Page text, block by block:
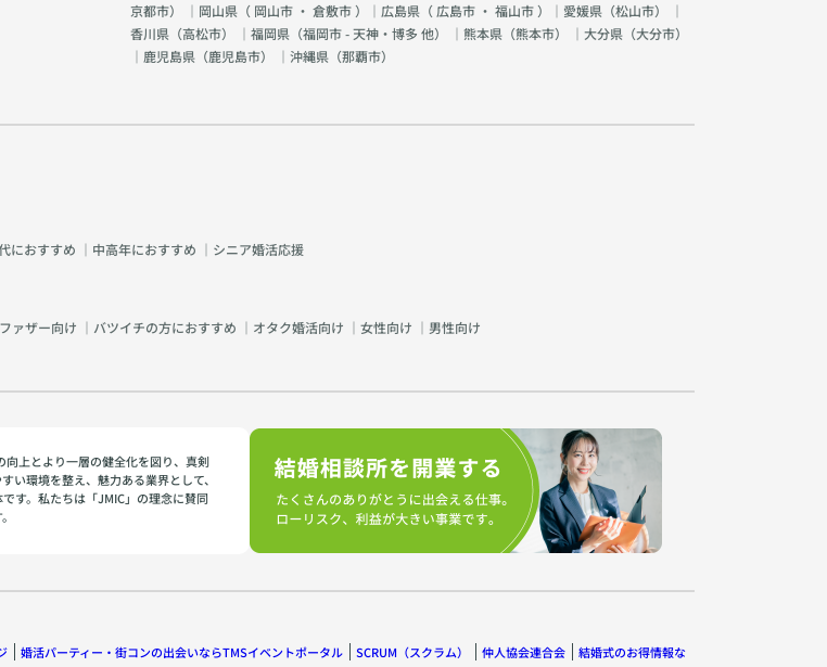
京都市） ｜岡山県（ 岡山市 ・ 倉敷市）｜広島県（ 広島市 ・ 福山市）｜愛媛県（松山市） ｜
香川県（高松市） ｜福岡県（福岡市 - 天神・博多 他） ｜熊本県（熊本市） ｜大分県（大分市）
｜鹿児島県（鹿児島市） ｜沖縄県（那覇市）
におすすめ ｜ 中高年におすすめ ｜ シニア婚活応援
ァザー向け ｜ バツイチの方におすすめ ｜ オタク婚活向け ｜ 女性向け ｜ 男性向け
向上とより一層の健全化を図り、真剣
い環境を整え、魅力ある業界として、
す。私たちは「JMIC」の理念に賛同
婚活パーティー・街コンの出会いならTMSイベントポータル SCRUM（スクラム） 仲人協会連合会 結婚式のお得情報な